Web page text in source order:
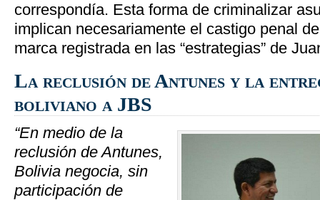
correspondía. Esta forma de criminalizar
implican necesariamente el castigo penal
marca registrada en las “estrategias” de
La reclusión de Antunes y la
boliviano a JBS
“En medio de la
reclusión de Antunes,
Bolivia negocia, sin
participación de